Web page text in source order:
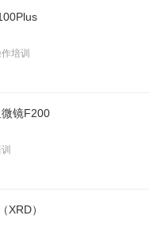
培训
镜F200
XRD）